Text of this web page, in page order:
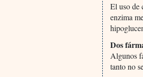
El uso de
enzima
Dos
Algunos
tanto no